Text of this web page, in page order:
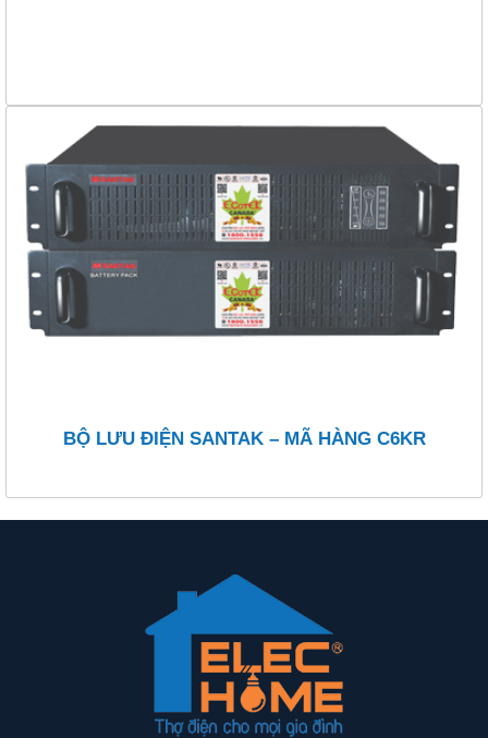
BỘ LƯU ĐIỆN SANTAK – MÃ HÀNG C6KR